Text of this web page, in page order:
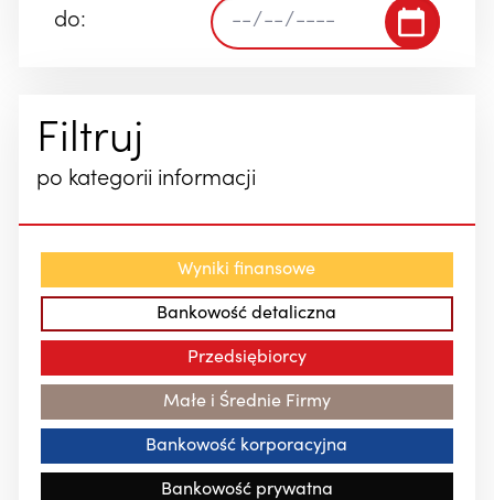
do:
Filtruj
po kategorii informacji
Wyniki finansowe
Bankowość detaliczna
Przedsiębiorcy
Małe i Średnie Firmy
Bankowość korporacyjna
Bankowość prywatna